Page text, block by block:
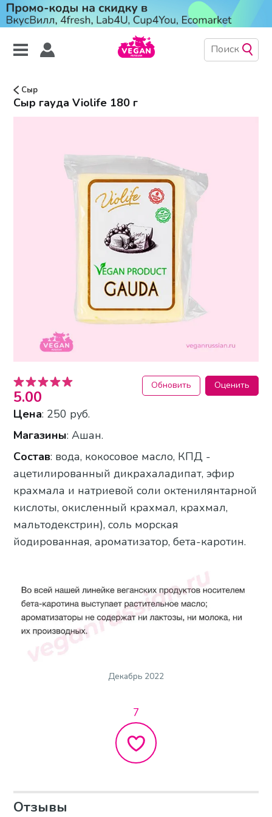
Сыр
Сыр гауда Violife 180 г
5.00
Обновить Оценить
Цена: 250 руб.
Магазины: Ашан.
Состав: вода, кокосовое масло, КПД -
ацетилированный дикрахаладипат, эфир
крахмала и натриевой соли октенилянтарной
кислоты, окисленный крахмал, крахмал,
мальтодекстрин), соль морская
йодированная, ароматизатор, бета-каротин.
Декабрь 2022
7
Отзывы